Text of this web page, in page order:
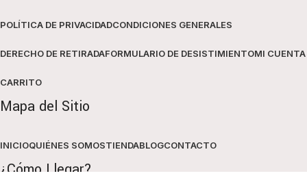
POLÍTICA DE PRIVACIDADCONDICIONES GENERALES
DERECHO DE RETIRADAFORMULARIO DE DESISTIMIENTOMI CUENTA
CARRITO
Mapa del Sitio
INICIOQUIÉNES SOMOSTIENDABLOGCONTACTO
¿Cómo Llegar?